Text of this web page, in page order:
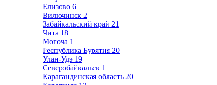
Елизово 6
Вилючинск 2
Забайкальский край 21
Чита 18
Могоча 1
Республика Бурятия 20
Улан-Удэ 19
Северобайкальск 1
Карагандинская область 20